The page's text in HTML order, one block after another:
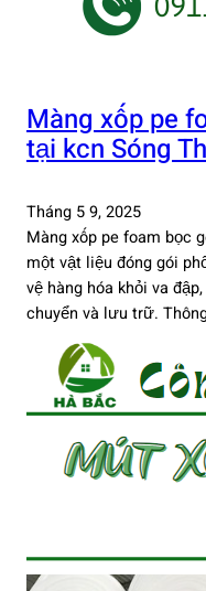
Màng xốp pe
tại kcn Sóng
Tháng 5 9, 2025
Màng xốp pe foam bọc
một vật liệu đóng gói
vệ hàng hóa khỏi va
chuyển và lưu trữ.